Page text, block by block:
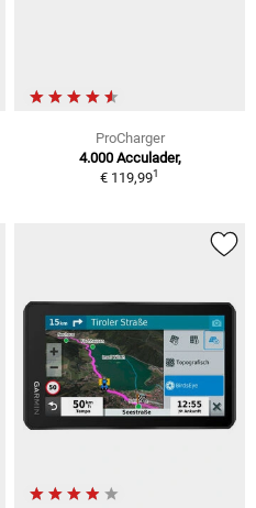
ProCharger
4.000 Acculader,
€ 119,991